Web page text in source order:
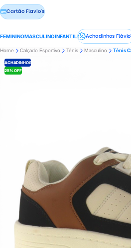
Cartão Flavio's
FEMININOMASCULINOINFANTIL Achadinhos
Home Calçado Esportivo Tênis Masculino Tênis
25% OFF
ACHADINHOS